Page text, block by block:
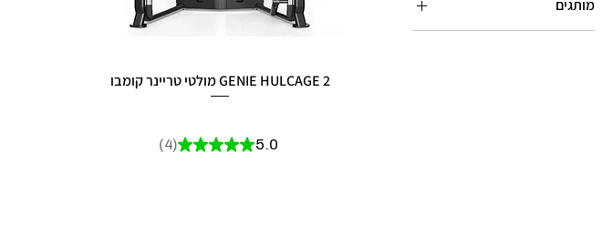
מותגים
Genie
GENIE HULCAGE 2 מולטי טריינר קומבו
5.0
★
★
★
★
★
44